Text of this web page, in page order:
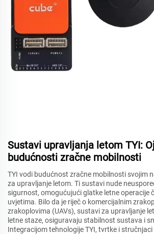
Sustavi upravljanja letom TYI:
budućnosti zračne mobilnosti
TYI vodi budućnost zračne mobilnosti svojim
za upravljanje letom. Ti sustavi nude
sigurnost, omogućujući glatke letne operacije
uvjetima. Bilo da je riječ o komercijalnim
zrakoplovima (UAVs), sustavi za upravljanje
letne staze, osiguravaju stabilnost sustava i
Integracijom tehnologije TYI, tvrtke i stručnjaci